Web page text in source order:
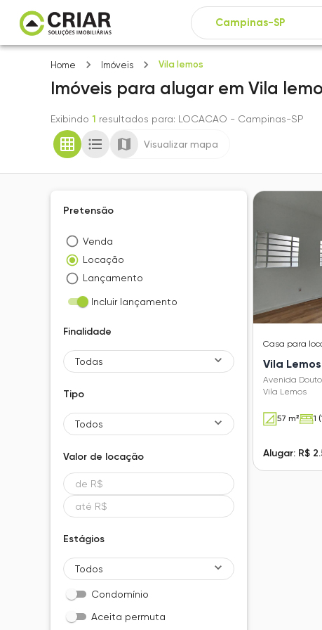
Home Imóveis Vila lemos
Imóveis para alugar em Vila
Exibindo 1 resultados para: LOCACAO - Campinas-SP
Visualizar mapa
Pretensão
Venda
Locação
Lançamento
Incluir lançamento
Finalidade
Todas
Tipo
Todos
Valor de locação
Estágios
Todos
Condomínio
Aceita permuta
Casa para
Vila Lemos
Avenida
Vila Lemos
57 m² 1
Alugar: R$